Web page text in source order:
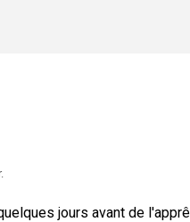
jours avant de